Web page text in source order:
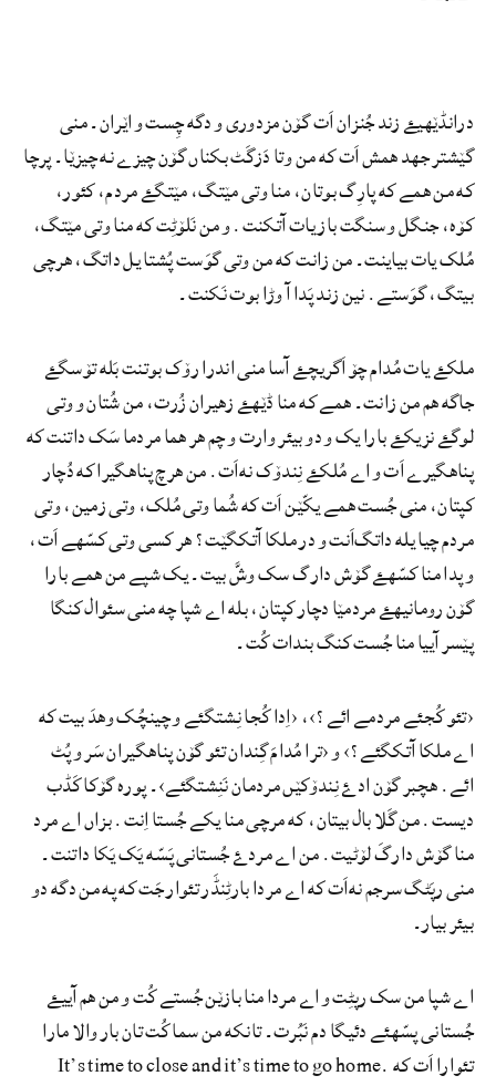
درانڈێھیۓ زند جُنزان اَت گۆن مزدوری و دگه چِست و اێران۔ منی
گێشتر جھد ھمش اَت که من وتا دَزگَٹ بکناں گۆن چیزے نه چیزێا۔ پرچا
که منھمے که پارِگ بوتان، منا وتی مێتگ، مێتگۓ مردم، کئور،
کۆه، جنگل و سنگت باز یات آتکنت. و من نَلۆٹِت که منا وتی مێتگ،
مُلک یات بیاینت۔ منزانت که من وتی گوَست پُشتا یل داتگ، ھرچی
بیتگ، گوَستے. نین زند پَدا آ وڑا بوت نَکنت۔
ملکۓ یات مُدام چۆ اَگریچۓ آسا منی اندرا رۆک بوتنت بَله تۆسگۓ
جاگه ھم من زانت۔ ھمے که منا ڈێھۓ زھیران زُرت، من شُتان و وتی
لوگۓ نزیکۓ بارا یک و دو بیئر وارت و چم ھر ھما مردما سَک داتنت که
پناهگیرے اَت و اے مُلکۓ نِندۆک نه‌اَت. من ھرچ پناهگیرا که دُچار
کپتان، منی جُست ھمے یکّێن اَت که شُما وتی مُلک، وتی زمین، وتی
مردم چیا یله داتگ‌اَنت و در ملکا آتکگێت؟ ھر کسی وتی کسّهے اَت،
و پدا منا کسّهۓ گۆش دارگ سک وشَّ بیت۔ یک شپے من ھمے بارا
گۆن رومانیهۓ مردمێا دچار کپتان، بله اے شپا چه منی سئوال کنگا
پێسر آییا منا جُست کنگ بندات کُت۔
‹تئو کُجئے مردمے ائے؟›، ‹اِدا کُجا نِشتگئے و چینچُک وھدَ بیت که
اے ملکا آتکگئے؟› و ‹ترا مُدامَ گِندان تئو گۆن پناهگیران سَر و پُٹ
ائے. ھچبر گۆن ادۓ نِندۆکێں مردمان نَنِشتگئے›۔ پوره گۆکا کَڈب
دیست. من گَلا بال بیتان، که مرچی منا یکے جُستا اِنت. بزاں اے مرد
منا گۆش دارگَ لۆٹیت. من اے مردۓ جُستانی پَسّه یَک یَکا داتنت۔
منی رپَٹگ سرجم نه‌اَت که اے مردا بارٹِنڈَر تئوار جَت که په من دگه دو
بیئر بیار۔
اے شپا من سک رپٹِت و اے مردا منا بازێن جُستے کُت و من هم آییۓ
جُستانی پسّهئے دئیگا دم نَبُرت۔ تانکه من سما کُت تان بار والا مارا
تئوارا اَت که .It’s time to close and it’s time to go home